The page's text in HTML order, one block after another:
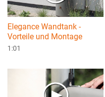
Elegance Wandtank -
Vorteile und Montage
1:01